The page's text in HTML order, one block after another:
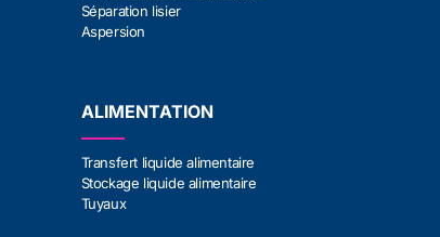
Séparation lisier
Aspersion
ALIMENTATION
Transfert liquide alimentaire
Stockage liquide alimentaire
Tuyaux